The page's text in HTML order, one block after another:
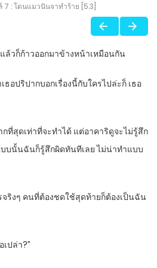
: โดนแมวนินจาทำร้าย [5.3]
ล้วก็ก้าวออกมาข้างหน้าเหมือนกัน
ธอปริปากบอกเรื่องนี้กับใครไปล่ะก็ เธอ
ที่สุดเท่าที่จะทำได้ แต่อาคาริดูจะไม่รู้สึก
บนั้นฉันก็รู้สึกผิดทันทีเลย ไม่น่าทำแบบ
จริงๆ คนที่ต้องชดใช้สุดท้ายก็ต้องเป็นฉัน
ปล่า?”